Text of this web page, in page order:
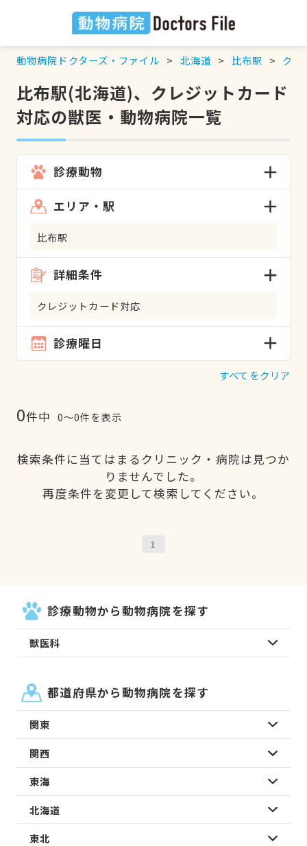
動物病院ドクターズ・ファイル 北海道 比布駅 クレ
比布駅(北海道)、クレジットカード
対応の獣医・動物病院一覧
診療動物
エリア・駅
比布駅
詳細条件
クレジットカード対応
診療曜日
すべてをクリア
0件中 0〜0件を表示
検索条件に当てはまるクリニック・病院は見つか
りませんでした。
再度条件を変更して検索してください。
1
診療動物から動物病院を探す
獣医科
都道府県から動物病院を探す
関東
関西
東海
北海道
東北